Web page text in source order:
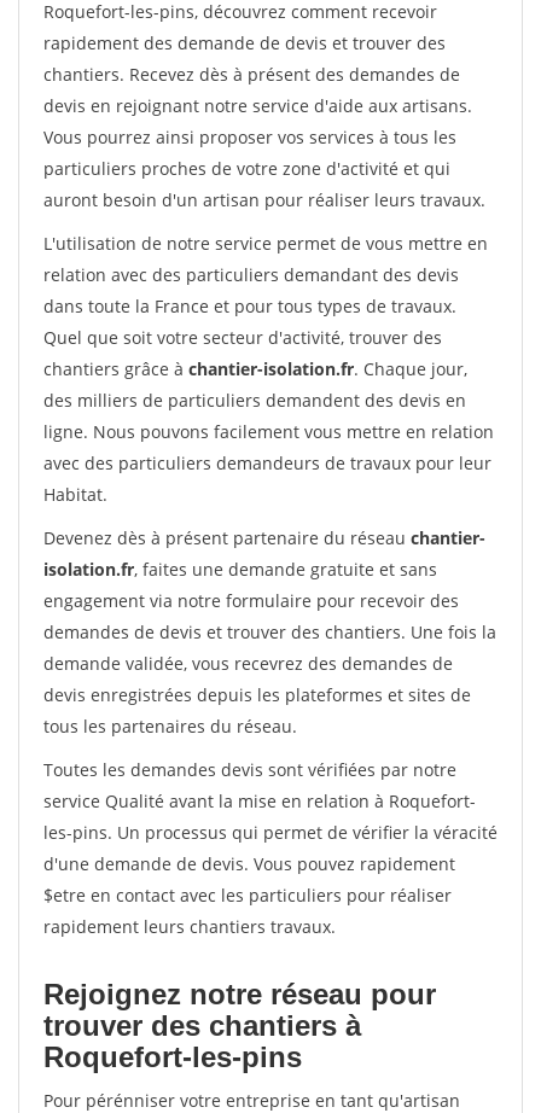
Roquefort-les-pins, découvrez comment recevoir
rapidement des demande de devis et trouver des
chantiers. Recevez dès à présent des demandes de
devis en rejoignant notre service d'aide aux artisans.
Vous pourrez ainsi proposer vos services à tous les
particuliers proches de votre zone d'activité et qui
auront besoin d'un artisan pour réaliser leurs travaux.
L'utilisation de notre service permet de vous mettre en
relation avec des particuliers demandant des devis
dans toute la France et pour tous types de travaux.
Quel que soit votre secteur d'activité, trouver des
chantiers grâce à chantier-isolation.fr. Chaque jour,
des milliers de particuliers demandent des devis en
ligne. Nous pouvons facilement vous mettre en relation
avec des particuliers demandeurs de travaux pour leur
Habitat.
Devenez dès à présent partenaire du réseau chantier-
isolation.fr, faites une demande gratuite et sans
engagement via notre formulaire pour recevoir des
demandes de devis et trouver des chantiers. Une fois la
demande validée, vous recevrez des demandes de
devis enregistrées depuis les plateformes et sites de
tous les partenaires du réseau.
Toutes les demandes devis sont vérifiées par notre
service Qualité avant la mise en relation à Roquefort-
les-pins. Un processus qui permet de vérifier la véracité
d'une demande de devis. Vous pouvez rapidement
$etre en contact avec les particuliers pour réaliser
rapidement leurs chantiers travaux.
Rejoignez notre réseau pour
trouver des chantiers à
Roquefort-les-pins
Pour pérénniser votre entreprise en tant qu'artisan